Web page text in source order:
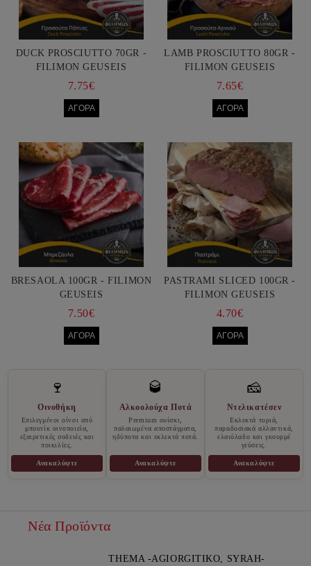
DUCK PROSCIUTTO 70GR -
FILIMON GEUSEIS
7.75€
LAMB PROSCIUTTO 80GR -
FILIMON GEUSEIS
7.65€
BRESAOLA 100GR - FILIMON
GEUSEIS
7.50€
PASTRAMI SLICED 100GR -
FILIMON GEUSEIS
4.70€
🍷
Οινοθήκη
Επιλεγμένοι οίνοι από
μπουτίκ οινοποιεία,
εξαιρετικές σοδειές και
ποικιλίες.
Ανακαλύψτε
🥃
Αλκοολούχα Ποτά
Premium ουίσκι,
παλαιωμένα αποστάγματα,
ηδύποτα και εκλεκτά ποτά.
Ανακαλύψτε
🧀
Ντελικατέσεν
Εκλεκτά τυριά,
παραδοσιακά αλλαντικά,
ελαιόλαδο και γκουρμέ
γεύσεις.
Ανακαλύψτε
Νέα Προϊόντα
THEMA -AGIORGITIKO, SYRAH-